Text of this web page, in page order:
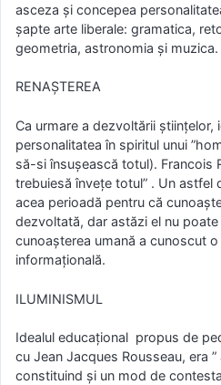
asceza și concepea
șapte arte liberale: gramatica,
geometria, astronomia și muzica.
RENAȘTEREA
Ca urmare a dezvoltării științelor,
personalitatea în spiritul unui
să-si însușească totul). Francois
trebuiesă învețe totul” . Un astfel
acea perioadă pentru că
dezvoltată, dar astăzi el nu
cunoașterea umană a cunoscut
informațională.
ILUMINISMUL
Idealul educațional propus de
cu Jean Jacques Rousseau, era ”
constituind și un mod de